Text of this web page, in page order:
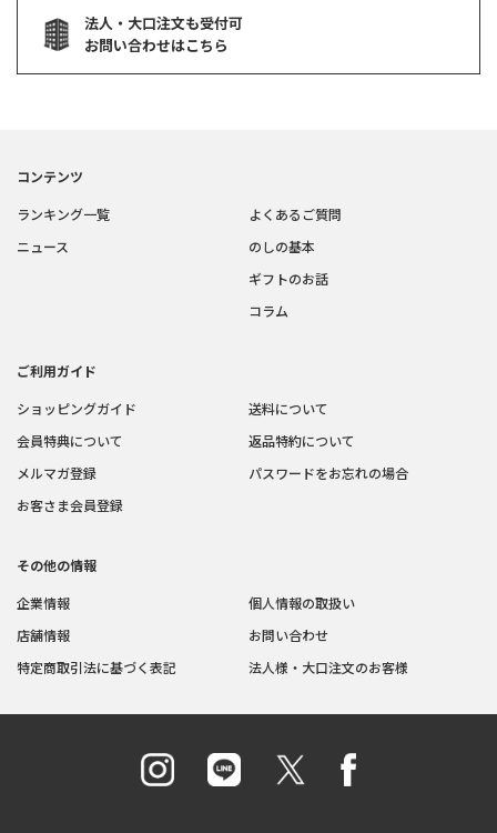
法人・大口注文も受付可
お問い合わせはこちら
コンテンツ
ランキング一覧
ニュース
よくあるご質問
のしの基本
ギフトのお話
コラム
ご利用ガイド
ショッピングガイド
会員特典について
メルマガ登録
お客さま会員登録
送料について
返品特約について
パスワードをお忘れの場合
その他の情報
企業情報
店舗情報
特定商取引法に基づく表記
個人情報の取扱い
お問い合わせ
法人様・大口注文のお客様